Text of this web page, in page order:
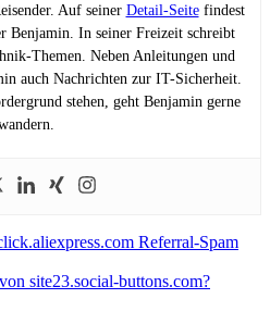
Auf seiner Detail-Seitefindest
Benjamin. In seiner Freizeit schreibt
Themen. Neben Anleitungen und
auch Nachrichten zur IT-Sicherheit.
stehen, geht Benjamin gerne
Referral-Spam
site23.social-buttons.com?